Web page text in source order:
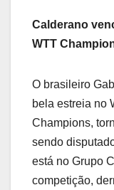
Calderano
WTT
O brasileiro
bela estreia no
Champions,
sendo
está no Grupo
competição,